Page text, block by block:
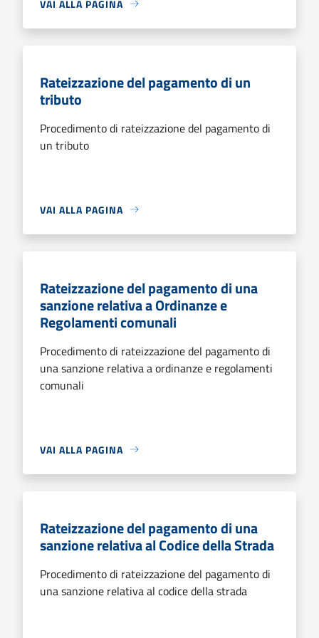
VAI ALLA PAGINA
Rateizzazione del pagamento di un
tributo
Procedimento di rateizzazione del pagamento di
un tributo
VAI ALLA PAGINA
Rateizzazione del pagamento di una
sanzione relativa a Ordinanze e
Regolamenti comunali
Procedimento di rateizzazione del pagamento di
una sanzione relativa a ordinanze e regolamenti
comunali
VAI ALLA PAGINA
Rateizzazione del pagamento di una
sanzione relativa al Codice della Strada
Procedimento di rateizzazione del pagamento di
una sanzione relativa al codice della strada